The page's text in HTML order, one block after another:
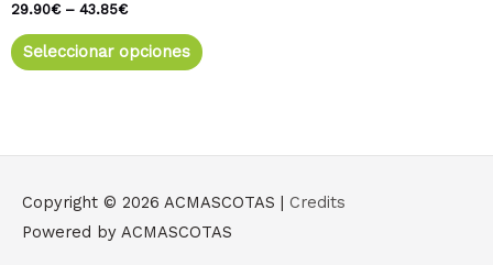
29.90€ – 43.85€
Seleccionar opciones pueden
producto
Copyright © 2026 ACMASCOTAS | Credits
Powered by ACMASCOTAS